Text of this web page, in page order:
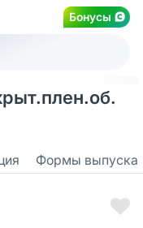
Бонусы
Формы выпуска